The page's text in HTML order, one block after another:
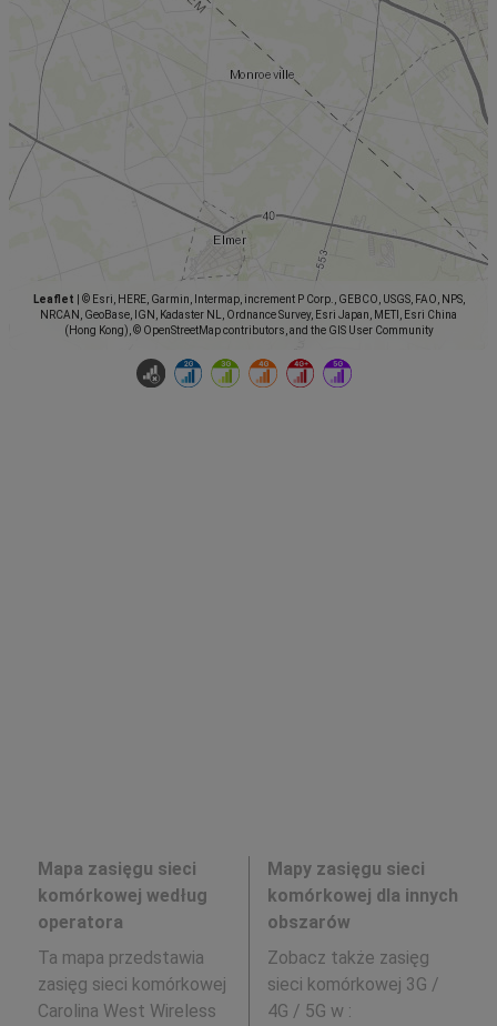
Leaflet
© Esri, HERE, Garmin, Intermap, increment P Corp., GEBCO, USGS, FAO, NPS,
NRCAN, GeoBase, IGN, Kadaster NL, Ordnance Survey, Esri Japan, METI, Esri China
(Hong Kong), © OpenStreetMap contributors, and the GIS User Community
Mapa zasięgu sieci
komórkowej według
operatora
Ta mapa przedstawia
zasięg sieci komórkowej
Carolina West Wireless
Mapy zasięgu sieci
komórkowej dla innych
obszarów
Zobacz także zasięg
sieci komórkowej 3G /
4G / 5G w :